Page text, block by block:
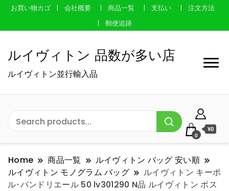
お買い物カゴ 会社概要 商品一覧 支払い
注文方法
郵便追跡
ルイヴィトン 品数が多い店
ルイヴィトン並行輸入品
0
¥0
Home 商品一覧
ルイヴィトン バッグ 安い順
ルイヴィトン モノグラム バッグ
ルイヴィトン キーポ
ル･バンドリエール 50 lv301290 N品 ルイヴィトン ボス